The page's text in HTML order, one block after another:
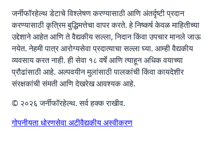
जर्नीफॉरहेल्थ डेटाचे विश्लेषण करण्यासाठी आणि अंतर्दृष्टी प्रदान
करण्यासाठी कृत्रिम बुद्धिमत्तेचा वापर करते. हे निष्कर्ष केवळ माहितीच्या
उद्देशाने आहेत आणि ते वैद्यकीय सल्ला, निदान किंवा उपचार मानले जाऊ
नयेत. नेहमी पात्र आरोग्यसेवा प्रदात्याचा सल्ला घ्या. आम्ही वैद्यकीय
व्यवसाय करत नाही. ही सेवा १८ वर्षे आणि त्याहून अधिक वयाच्या
प्रौढांसाठी आहे. अल्पवयीन मुलांसाठी पालकांची किंवा कायदेशीर
संरक्षकांची संमती आणि देखरेख आवश्यक आहे.
© २०२६ जर्नीफॉरहेल्थ. सर्व हक्क राखीव.
गोपनीयता धोरणसेवा अटीवैद्यकीय अस्वीकरण